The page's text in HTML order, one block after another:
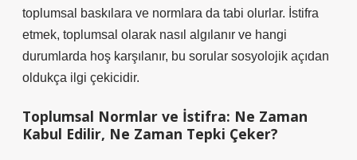
toplumsal baskılara ve normlara da tabi olurlar. İstifra
etmek, toplumsal olarak nasıl algılanır ve hangi
durumlarda hoş karşılanır, bu sorular sosyolojik açıdan
oldukça ilgi çekicidir.
Toplumsal Normlar ve İstifra: Ne Zaman
Kabul Edilir, Ne Zaman Tepki Çeker?